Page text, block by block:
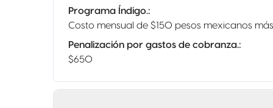
Programa Índigo.:
Costo mensual de $150 pesos mexicanos
Penalización por gastos de cobranza.:
$650